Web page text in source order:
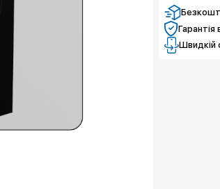
Гарантія
Швидкій